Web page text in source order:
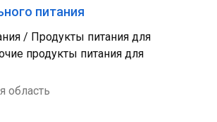
питания
/ Продукты питания для
продукты питания для
область